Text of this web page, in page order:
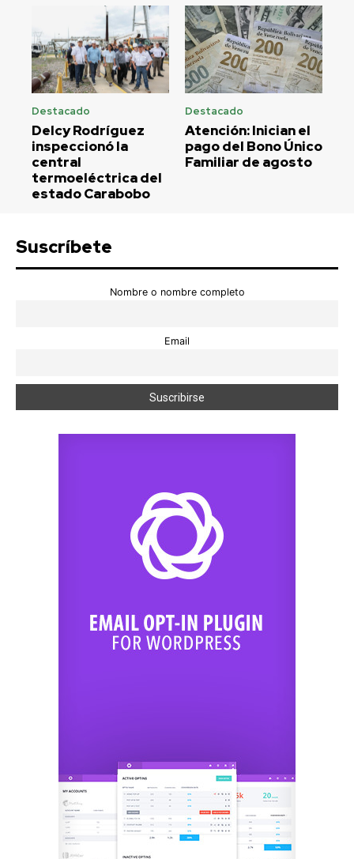
Destacado
Delcy Rodríguez
inspeccionó la
central
termoeléctrica del
estado Carabobo
Destacado
Atención: Inician el
pago del Bono Único
Familiar de agosto
Suscríbete
Nombre o nombre completo
Email